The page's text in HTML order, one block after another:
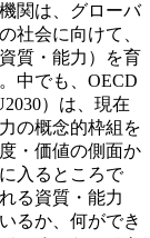
関は、グローバ
社会に向けて、
質・能力）を育
中でも、OECD
）は、現在
の概念的枠組を
・価値の側面か
入るところで
る資質・能力
るか、何ができ